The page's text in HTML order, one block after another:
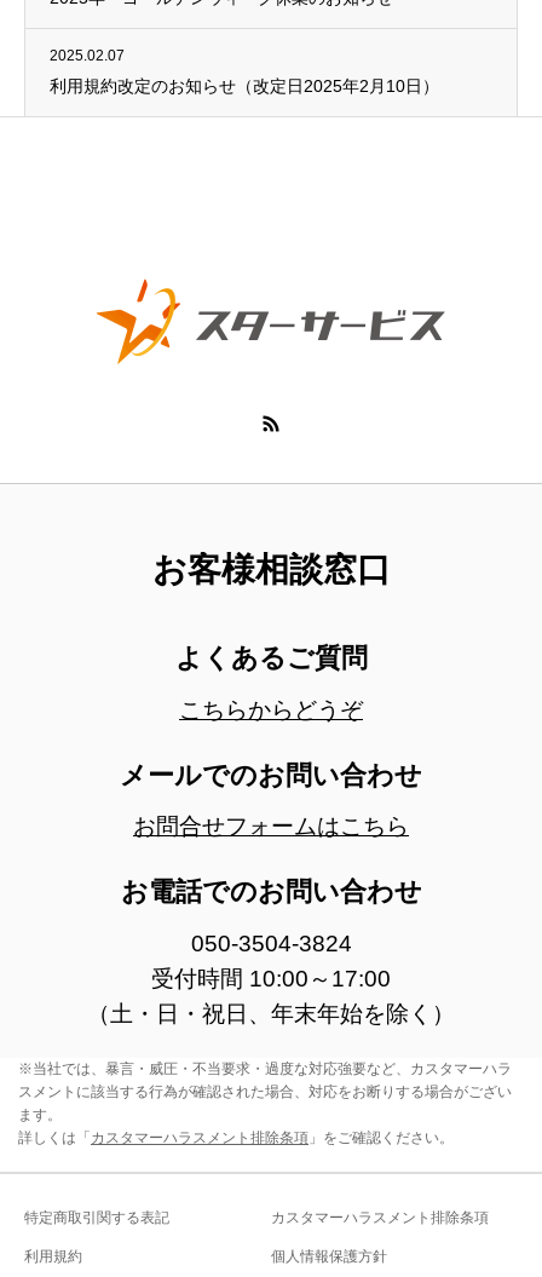
2025.02.07
利用規約改定のお知らせ（改定日2025年2月10日）
お客様相談窓口
よくあるご質問
こちらからどうぞ
メールでのお問い合わせ
お問合せフォームはこちら
お電話でのお問い合わせ
050-3504-3824
受付時間 10:00～17:00
（土・日・祝日、年末年始を除く）
※当社では、暴言・威圧・不当要求・過度な対応強要など、カスタマーハラ
スメントに該当する行為が確認された場合、対応をお断りする場合がござい
ます。
詳しくは「 カスタマーハラスメント排除条項 」をご確認ください。
特定商取引関する表記 カスタマーハラスメント排除条項
利用規約 個人情報保護方針